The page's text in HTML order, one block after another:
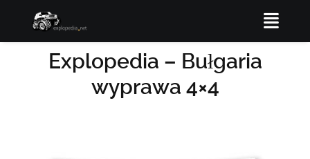
Explopedia – Bułgaria
wyprawa 4×4